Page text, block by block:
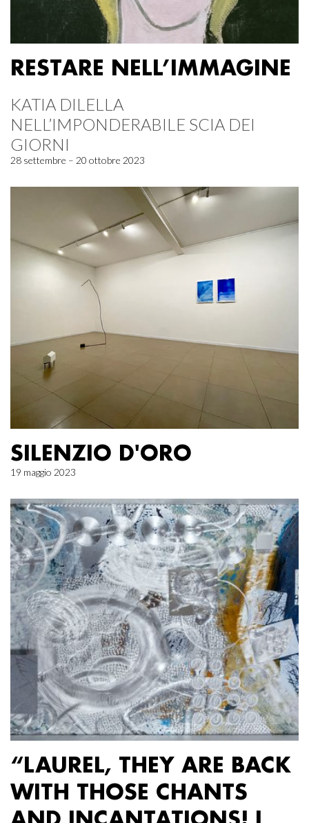
RESTARE NELL’IMMAGINE
KATIA DILELLA
NELL’IMPONDERABILE SCIA DEI
GIORNI
28 settembre – 20 ottobre 2023
SILENZIO D'ORO
19 maggio 2023
“LAUREL, THEY ARE BACK
WITH THOSE CHANTS